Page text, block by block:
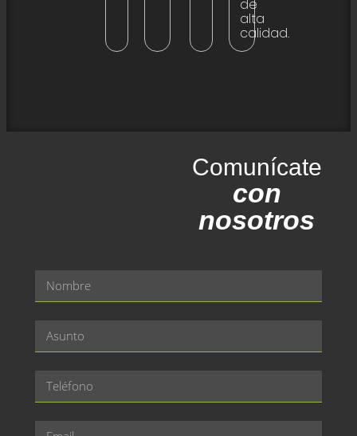
de
alta
calidad.
Comunícate
con
nosotros